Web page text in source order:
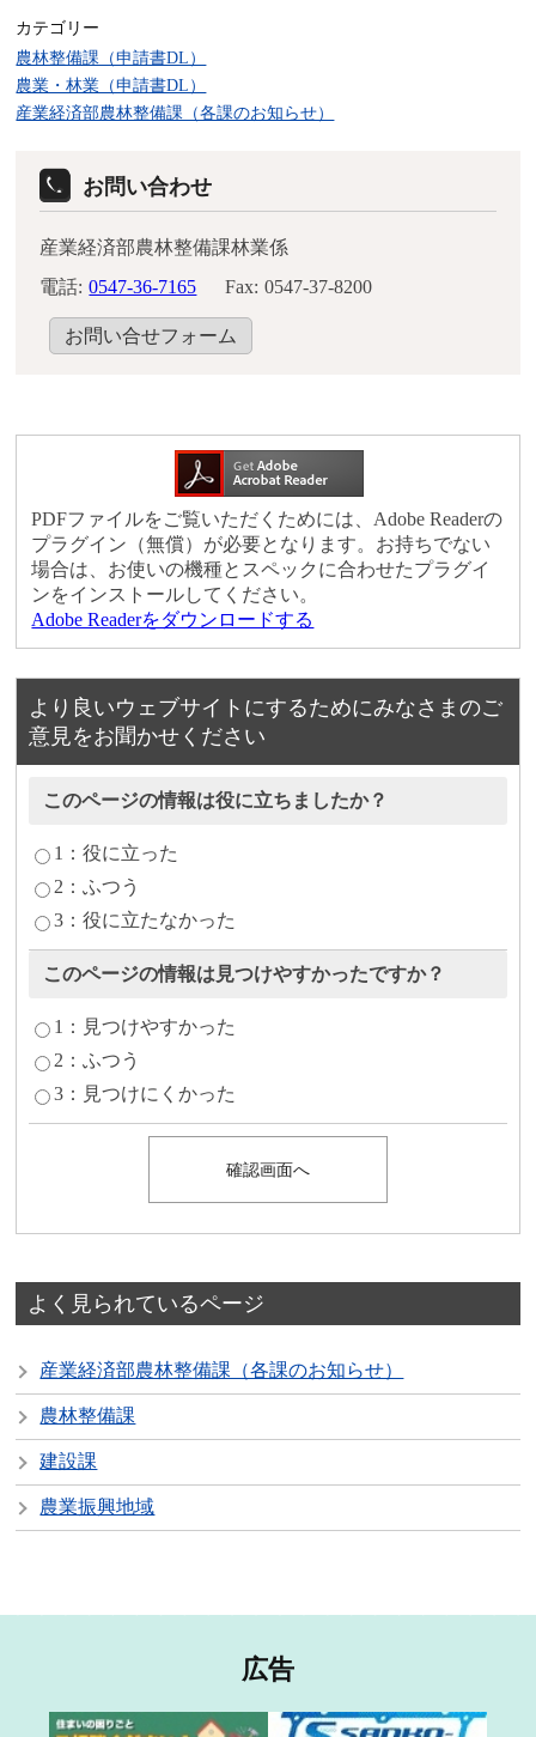
カテゴリー
農林整備課（申請書DL）
農業・林業（申請書DL）
産業経済部農林整備課（各課のお知らせ）
お問い合わせ
産業経済部農林整備課林業係
電話: 0547-36-7165 Fax: 0547-37-8200
お問い合せフォーム
PDFファイルをご覧いただくためには、Adobe Readerの
プラグイン（無償）が必要となります。お持ちでない
場合は、お使いの機種とスペックに合わせたプラグイ
ンをインストールしてください。
Adobe Readerをダウンロードする
より良いウェブサイトにするためにみなさまのご
意見をお聞かせください
このページの情報は役に立ちましたか？
1：役に立った
2：ふつう
3：役に立たなかった
このページの情報は見つけやすかったですか？
1：見つけやすかった
2：ふつう
3：見つけにくかった
よく見られているページ
産業経済部農林整備課（各課のお知らせ）
農林整備課
建設課
農業振興地域
広告